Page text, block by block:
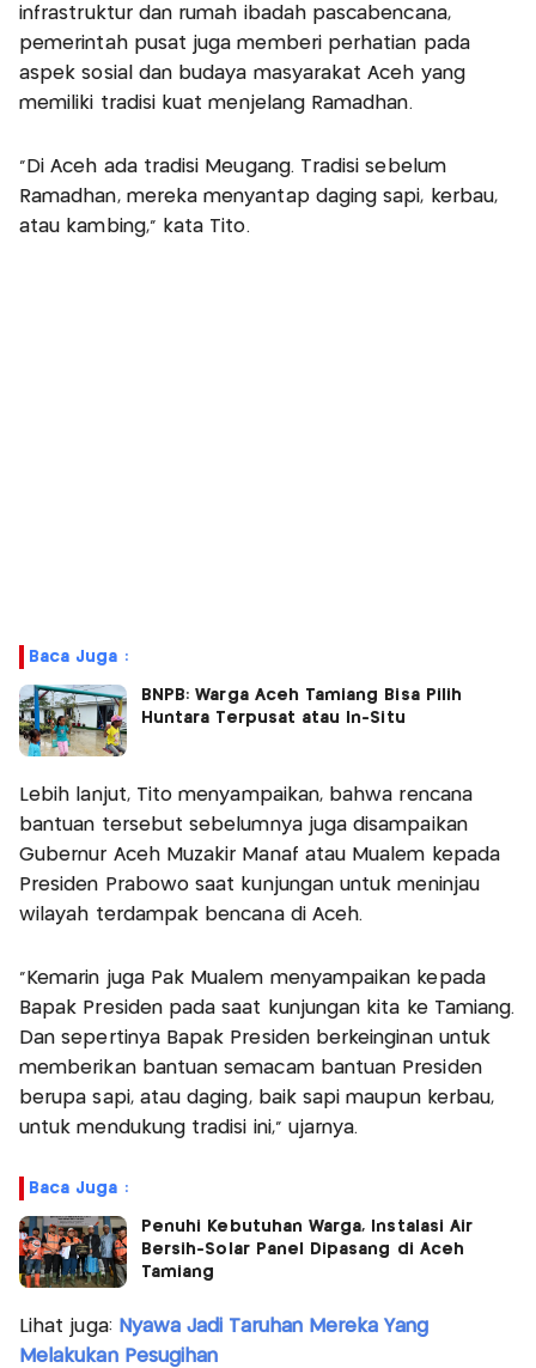
infrastruktur dan rumah ibadah pascabencana,
pemerintah pusat juga memberi perhatian pada
aspek sosial dan budaya masyarakat Aceh yang
memiliki tradisi kuat menjelang Ramadhan.
“Di Aceh ada tradisi Meugang. Tradisi sebelum
Ramadhan, mereka menyantap daging sapi, kerbau,
atau kambing,” kata Tito.
Baca Juga :
BNPB: Warga Aceh Tamiang Bisa Pilih
Huntara Terpusat atau In-Situ
Lebih lanjut, Tito menyampaikan, bahwa rencana
bantuan tersebut sebelumnya juga disampaikan
Gubernur Aceh Muzakir Manaf atau Mualem kepada
Presiden Prabowo saat kunjungan untuk meninjau
wilayah terdampak bencana di Aceh.
“Kemarin juga Pak Mualem menyampaikan kepada
Bapak Presiden pada saat kunjungan kita ke Tamiang.
Dan sepertinya Bapak Presiden berkeinginan untuk
memberikan bantuan semacam bantuan Presiden
berupa sapi, atau daging, baik sapi maupun kerbau,
untuk mendukung tradisi ini,” ujarnya.
Baca Juga :
Penuhi Kebutuhan Warga, Instalasi Air
Bersih-Solar Panel Dipasang di Aceh
Tamiang
Lihat juga: Nyawa Jadi Taruhan Mereka Yang
Melakukan Pesugihan